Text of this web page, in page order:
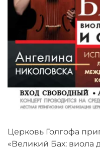
Церковь Голгофа
«Великий Бах: виола